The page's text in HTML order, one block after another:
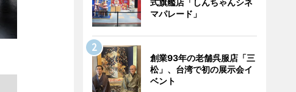
式旗艦店「しんちゃんシネ
マパレード」
創業93年の老舗呉服店「三
松」、台湾で初の展示会イ
ベント